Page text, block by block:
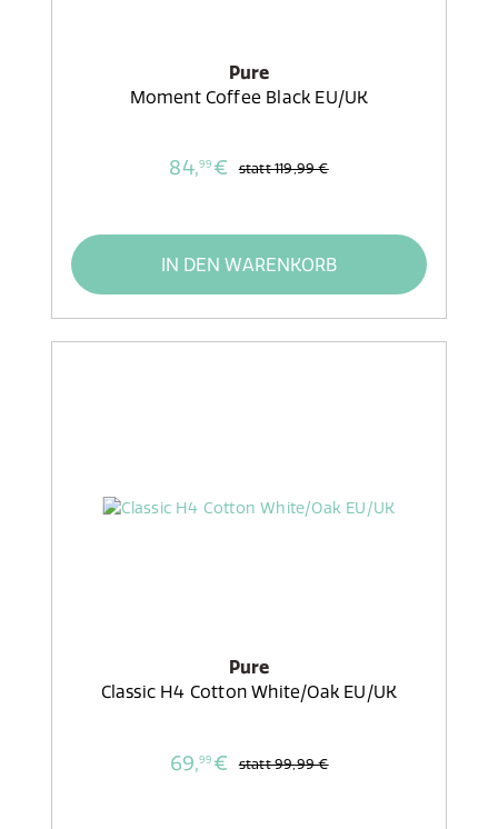
Pure
Moment Coffee Black EU/UK
84,99 € statt119,99 €
IN DEN WARENKORB
Pure
Classic H4 Cotton White/Oak EU/UK
69,99 € statt99,99 €